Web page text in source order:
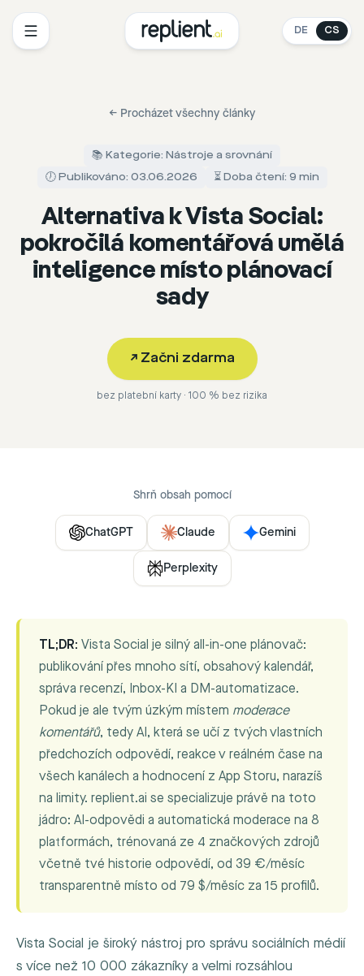
DE CS
← Procházet všechny články
📚 Kategorie: Nástroje a srovnání
🕖 Publikováno: 03.06.2026
⏳ Doba čtení: 9 min
Alternativa k Vista Social:
pokročilá komentářová umělá
inteligence místo plánovací
sady
↗ Začni zdarma
bez platební karty · 100 % bez rizika
Shrň obsah pomocí
ChatGPT Claude Gemini
Perplexity
TL;DR: Vista Social je silný all-in-one plánovač:
publikování přes mnoho sítí, obsahový kalendář,
správa recenzí, Inbox-KI a DM-automatizace.
Pokud je ale tvým úzkým místem moderace
komentářů, tedy AI, která se učí z tvých vlastních
předchozích odpovědí, reakce v reálném čase na
všech kanálech a hodnocení z App Storu, narazíš
na limity. replient.ai se specializuje právě na toto
jádro: AI-odpovědi a automatická moderace na 8
platformách, trénovaná ze 4 značkových zdrojů
včetně tvé historie odpovědí, od 39 €/měsíc
transparentně místo od 79 $/měsíc za 15 profilů.
Vista Social je široký nástroj pro správu sociálních médií
s více než 10 000 zákazníky a velmi rozsáhlou